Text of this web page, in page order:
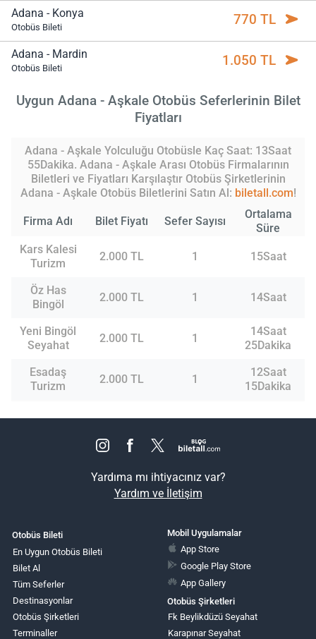
Adana - Konya
Otobüs Bileti 770 TL
Adana - Mardin
Otobüs Bileti 1.050 TL
Uygun Adana - Aşkale Otobüs Seferlerinin Bilet
Fiyatları
Adana - Aşkale Yolculuğu Otobüsle Kaç Saat: 13Saat
55Dakika. Adana - Aşkale Arası Otobüs Firmalarının
Biletleri ve Fiyatları Karşılaştır Otobüs Şirketlerinin
Adana - Aşkale Otobüs Biletlerini Satın Al: biletall.com!
Firma Adı Bilet Fiyatı Sefer Sayısı
Ortalama
Süre
Kars Kalesi
Turizm
2.000 TL 1 15Saat
Öz Has
Bingöl
2.000 TL 1 14Saat
Yeni Bingöl
Seyahat
2.000 TL 1
14Saat
25Dakika
Esadaş
Turizm
2.000 TL 1
12Saat
15Dakika
Yardıma mı ihtiyacınız var?
Yardım ve İletişim
Otobüs Bileti
En Uygun Otobüs Bileti
Bilet Al
Tüm Seferler
Destinasyonlar
Otobüs Şirketleri
Terminaller
Mobil Uygulamalar
App Store
Google Play Store
App Gallery
Otobüs Şirketleri
Fk Beylikdüzü Seyahat
Karapınar Seyahat